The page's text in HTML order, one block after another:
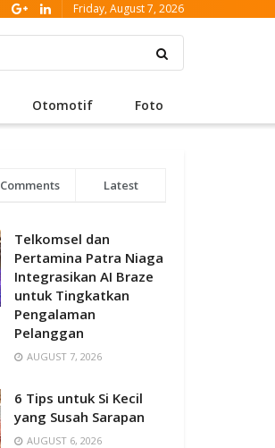
Friday, August 7, 2026
Otomotif Foto
Comments Latest
Telkomsel dan
Pertamina Patra Niaga
Integrasikan AI Braze
untuk Tingkatkan
Pengalaman
Pelanggan
AUGUST 7, 2026
6 Tips untuk Si Kecil
yang Susah Sarapan
AUGUST 6, 2026